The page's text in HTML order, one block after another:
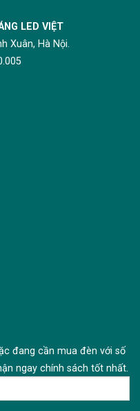
LED VIỆT
Xuân, Hà Nội.
đang cần mua đèn với số
ngay chính sách tốt nhất.